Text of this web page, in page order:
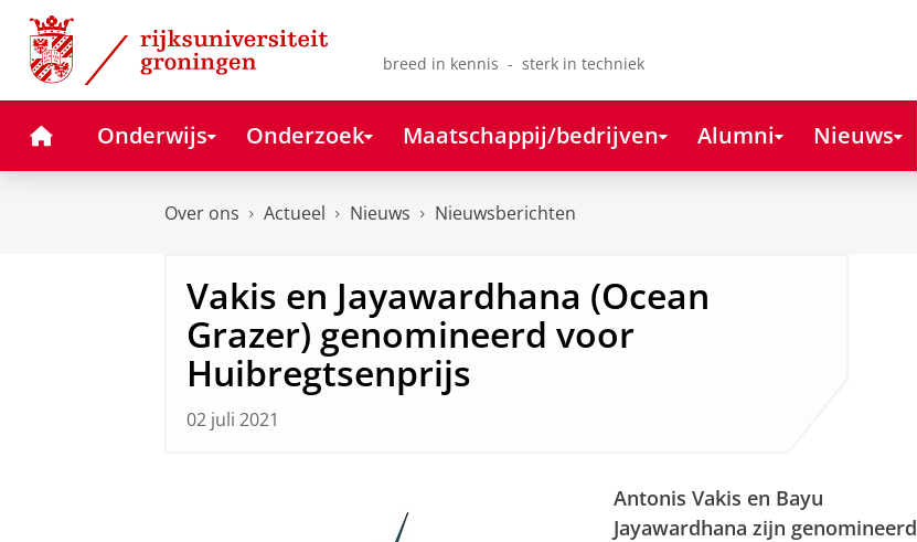
Skip
Content
Skip
Navigation
breed in kennis - sterk in techniek
HomeOnderwijs Onderzoek Maatschappij/bedrijven Alumni Nieuws
Over ons Actueel Nieuws Nieuwsberichten
Vakis en Jayawardhana (Ocean
Grazer) genomineerd voor
Huibregtsenprijs
02 juli 2021
Antonis Vakis en Bayu
Jayawardhana zijn genomineerd